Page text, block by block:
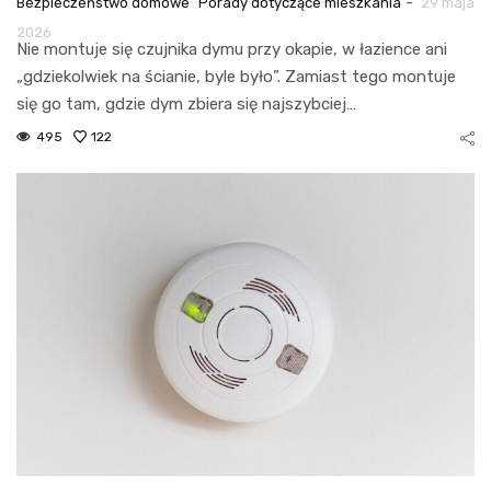
2026
Nie montuje się czujnika dymu przy okapie, w łazience ani
„gdziekolwiek na ścianie, byle było”. Zamiast tego montuje
się go tam, gdzie dym zbiera się najszybciej…
495 122